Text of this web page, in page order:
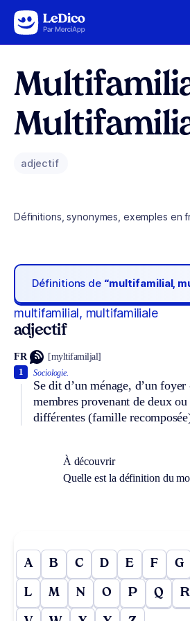
Aller au contenu
adjectif
Définitions, synonymes, exemples en
Définitions de “multifamilial,
multifamilial, multifamiliale
adjectif
FR [myltifamiljal]
Sociologie.
Se dit d’un ménage, d’un
membres provenant de deux
différentes (famille
1
À découvrir
Quelle est la définition du
A B C D E F G
L M N O P Q R